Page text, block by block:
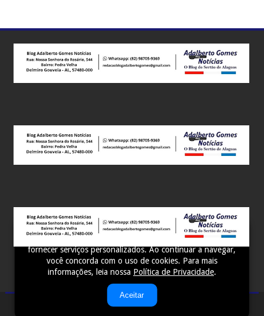
Este site utiliza cookies para melhorar sua experiência e
fornecer serviços personalizados. Ao continuar a navegar,
você concorda com o uso de cookies. Para mais
informações, leia nossa Política de Privacidade.
Aceitar